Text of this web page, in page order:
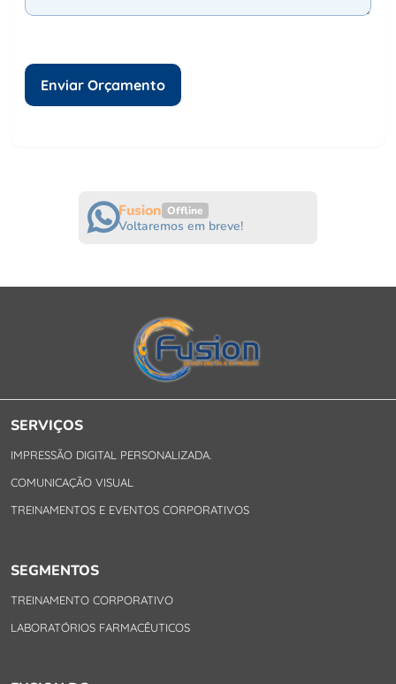
Fusion Offline
Voltaremos em breve!
SERVIÇOS
IMPRESSÃO DIGITAL PERSONALIZADA.
COMUNICAÇÃO VISUAL
TREINAMENTOS E EVENTOS CORPORATIVOS
SEGMENTOS
TREINAMENTO CORPORATIVO
LABORATÓRIOS FARMACÊUTICOS